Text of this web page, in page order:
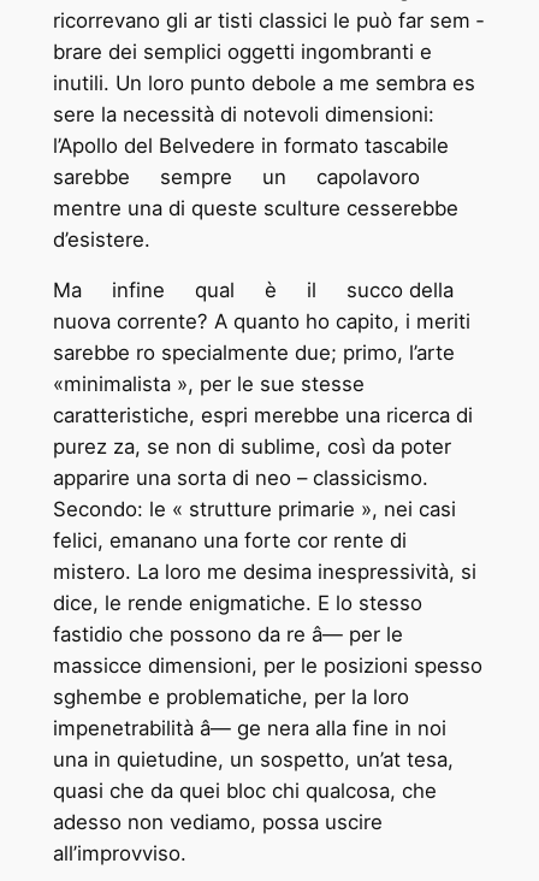
ricorrevano gli ar ­tisti classici le può far sem ­
brare dei semplici oggetti ingombranti e
inutili. Un loro punto debole a me sembra es
­sere la necessità di notevoli dimensioni:
l’Apollo del Belvedere in formato tascabile
sarebbe sempre un capolavoro
mentre una di queste sculture cesserebbe
d’esistere.
Ma infine qual è il succo della
nuova corrente? A quanto ho capito, i meriti
sarebbe ­ro specialmente due; primo, l’arte
«minimalista », per le sue stesse
caratteristiche, espri ­merebbe una ricerca di
purez ­za, se non di sublime, così da poter
apparire una sorta di neo – classicismo.
Secondo: le « strutture primarie », nei casi
felici, emanano una forte cor ­rente di
mistero. La loro me ­desima inespressività, si
dice, le rende enigmatiche. E lo stesso
fastidio che possono da ­re â— per le
massicce dimensioni, per le posizioni spesso
sghembe e problematiche, per la loro
impenetrabilità â— ge ­nera alla fine in noi
una in ­quietudine, un sospetto, un’at ­tesa,
quasi che da quei bloc ­chi qualcosa, che
adesso non vediamo, possa uscire
all’improvviso.